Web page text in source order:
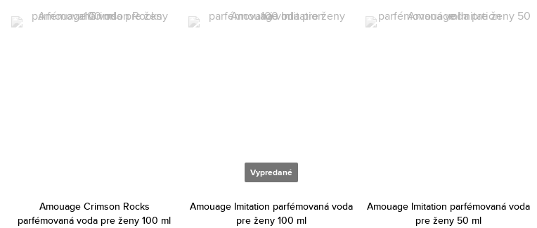
Amouage Crimson Rocks
parfémovaná voda pre ženy 100 ml
Vypredané
Amouage Imitation parfémovaná voda
pre ženy 100 ml
Amouage Imitation parfémovaná voda
pre ženy 50 ml